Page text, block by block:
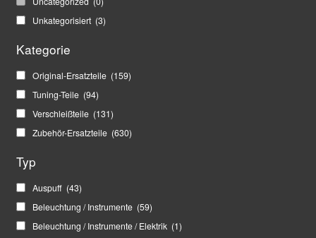
Unkategorisiert (3)
Kategorie
Original-Ersatzteile (159)
Tuning-Teile (94)
Verschleißteile (131)
Zubehör-Ersatzteile (630)
Typ
Auspuff (43)
Beleuchtung / Instrumente (59)
Beleuchtung / Instrumente / Elektrik (1)